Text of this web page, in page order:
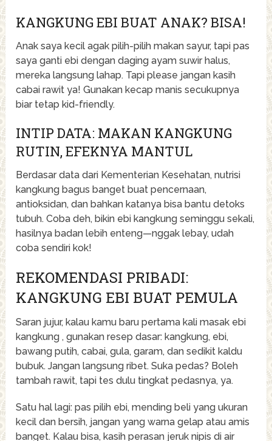
KANGKUNG EBI BUAT ANAK? BISA!
Anak saya kecil agak pilih-pilih makan sayur, tapi pas
saya ganti ebi dengan daging ayam suwir halus,
mereka langsung lahap. Tapi please jangan kasih
cabai rawit ya! Gunakan kecap manis secukupnya
biar tetap kid-friendly.
INTIP DATA: MAKAN KANGKUNG
RUTIN, EFEKNYA MANTUL
Berdasar data dari Kementerian Kesehatan, nutrisi
kangkung bagus banget buat pencernaan,
antioksidan, dan bahkan katanya bisa bantu detoks
tubuh. Coba deh, bikin ebi kangkung seminggu sekali,
hasilnya badan lebih enteng—nggak lebay, udah
coba sendiri kok!
REKOMENDASI PRIBADI:
KANGKUNG EBI BUAT PEMULA
Saran jujur, kalau kamu baru pertama kali masak ebi
kangkung , gunakan resep dasar: kangkung, ebi,
bawang putih, cabai, gula, garam, dan sedikit kaldu
bubuk. Jangan langsung ribet. Suka pedas? Boleh
tambah rawit, tapi tes dulu tingkat pedasnya, ya.
Satu hal lagi: pas pilih ebi, mending beli yang ukuran
kecil dan bersih, jangan yang warna gelap atau amis
banget. Kalau bisa, kasih perasan jeruk nipis di air